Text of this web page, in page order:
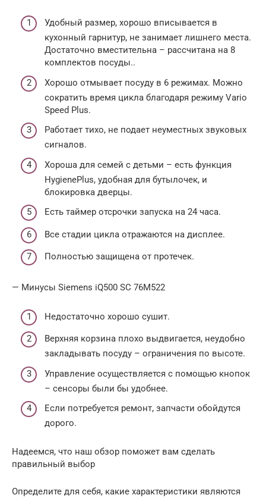
Удобный размер, хорошо вписывается в
кухонный гарнитур, не занимает лишнего места.
Достаточно вместительна – рассчитана на 8
комплектов посуды..
Хорошо отмывает посуду в 6 режимах. Можно
сократить время цикла благодаря режиму Vario
Speed Plus.
Работает тихо, не подает неуместных звуковых
сигналов.
Хороша для семей с детьми – есть функция
HygienePlus, удобная для бутылочек, и
блокировка дверцы.
Есть таймер отсрочки запуска на 24 часа.
Все стадии цикла отражаются на дисплее.
Полностью защищена от протечек.
— Минусы Siemens iQ500 SC 76M522
Недостаточно хорошо сушит.
Верхняя корзина плохо выдвигается, неудобно
закладывать посуду – ограничения по высоте.
Управление осуществляется с помощью кнопок
– сенсоры были бы удобнее.
Если потребуется ремонт, запчасти обойдутся
дорого.
Надеемся, что наш обзор поможет вам сделать
правильный выбор
Определите для себя, какие характеристики являются